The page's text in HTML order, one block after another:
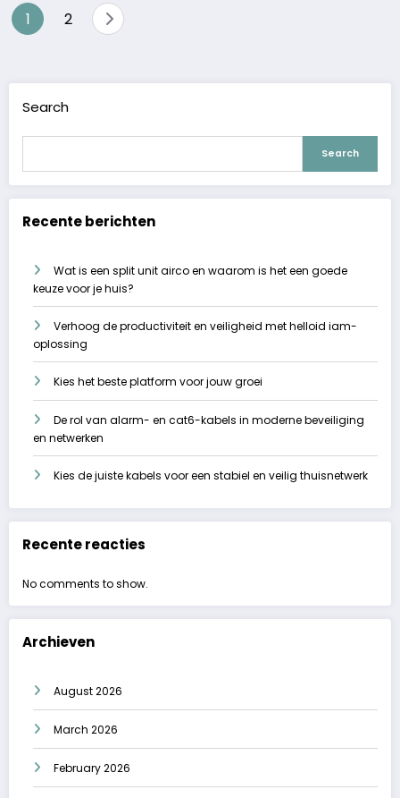
Posts
1 2
Search
Search
Recente berichten
Wat is een split unit airco en waarom is het een goede
keuze voor je huis?
Verhoog de productiviteit en veiligheid met helloid iam-
oplossing
Kies het beste platform voor jouw groei
De rol van alarm- en cat6-kabels in moderne beveiliging
en netwerken
Kies de juiste kabels voor een stabiel en veilig thuisnetwerk
Recente reacties
No comments to show.
Archieven
August 2026
March 2026
February 2026